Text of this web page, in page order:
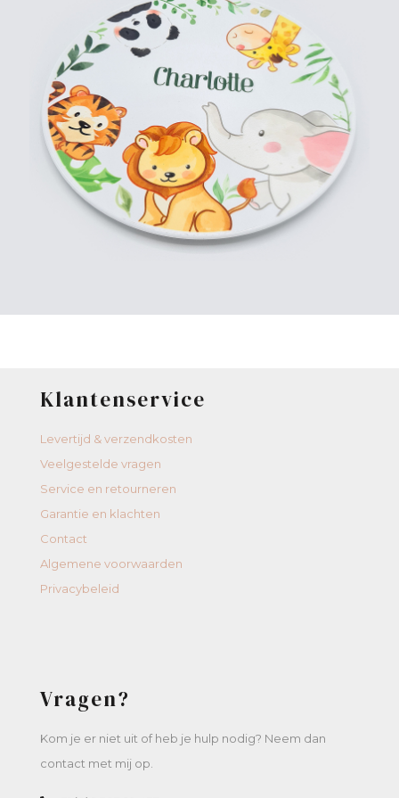
Klantenservice
Levertijd & verzendkosten
Veelgestelde vragen
Service en retourneren
Garantie en klachten
Contact
Algemene voorwaarden
Privacybeleid
Vragen?
Kom je er niet uit of heb je hulp nodig? Neem dan
contact met mij op.